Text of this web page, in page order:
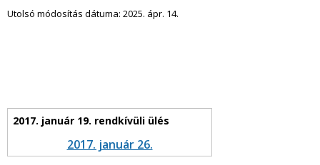
Utolsó módosítás dátuma: 2025. ápr. 14.
2017. január 26.